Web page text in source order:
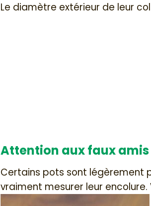
Le diamètre extérieur de leur
Attention aux faux amis
Certains pots sont légèrement
vraiment mesurer leur